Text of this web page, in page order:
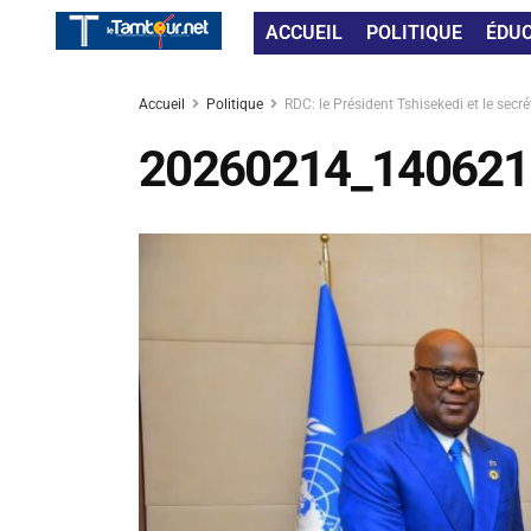
ACCUEIL POLITIQUE
Accueil Politique RDC: le Président Tshisekedi et le
20260214_140621